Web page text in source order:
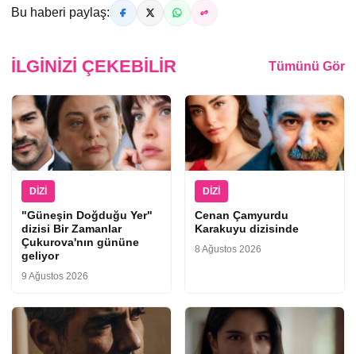
Bu haberi paylaş:
İLGINIZI ÇEKEBILIR Tümünü Gör
DIZI
"Güneşin Doğduğu Yer"
dizisi Bir Zamanlar
Çukurova'nın gününe
geliyor
9 Ağustos 2026
DIZI
Cenan Çamyurdu
Karakuyu dizisinde
8 Ağustos 2026